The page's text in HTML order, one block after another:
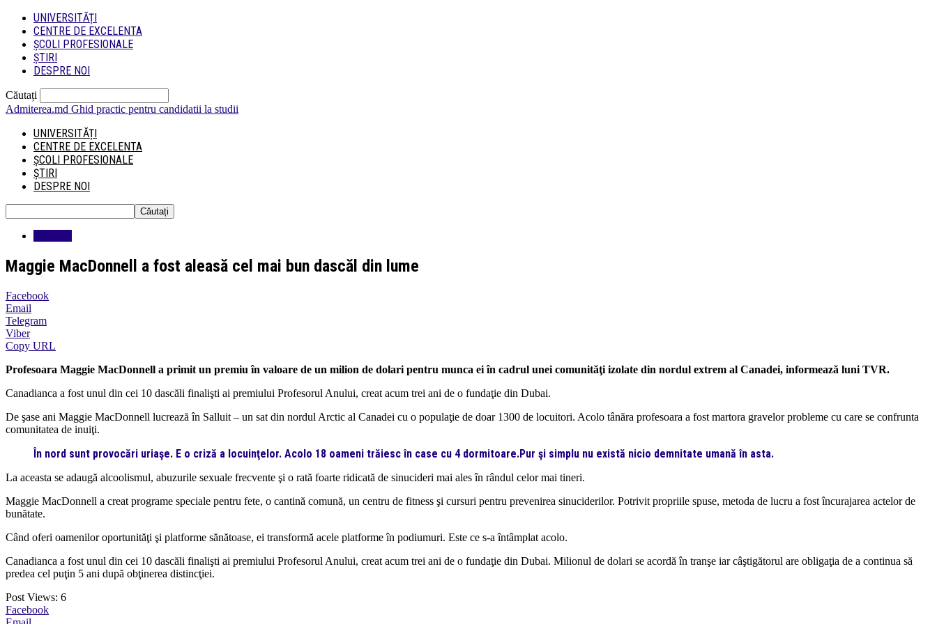
UNIVERSITĂȚI
CENTRE DE EXCELENTA
ȘCOLI PROFESIONALE
ȘTIRI
DESPRE NOI
Căutați
Admiterea.md Ghid practic pentru candidatii la studii
UNIVERSITĂȚI
CENTRE DE EXCELENTA
ȘCOLI PROFESIONALE
ȘTIRI
DESPRE NOI
Maggie MacDonnell a fost aleasă cel mai bun dascăl din lume
Facebook
Email
Telegram
Viber
Copy URL
Profesoara Maggie MacDonnell a primit un premiu în valoare de un milion de dolari pentru munca ei în cadrul unei comunităţi izolate din nordul extrem al Canadei, informează luni TVR.
Canadianca a fost unul din cei 10 dascăli finalişti ai premiului Profesorul Anului, creat acum trei ani de o fundaţie din Dubai.
De şase ani Maggie MacDonnell lucrează în Salluit – un sat din nordul Arctic al Canadei cu o populaţie de doar 1300 de locuitori. Acolo tânăra profesoara a fost martora gravelor probleme cu care se confrunta
comunitatea de inuiţi.
În nord sunt provocări uriaşe. E o criză a locuinţelor. Acolo 18 oameni trăiesc în case cu 4 dormitoare.Pur şi simplu nu există nicio demnitate umană în asta.
La aceasta se adaugă alcoolismul, abuzurile sexuale frecvente şi o rată foarte ridicată de sinucideri mai ales în rândul celor mai tineri.
Maggie MacDonnell a creat programe speciale pentru fete, o cantină comună, un centru de fitness şi cursuri pentru prevenirea sinuciderilor. Potrivit propriile spuse, metoda de lucru a fost încurajarea actelor de
bunătate.
Când oferi oamenilor oportunităţi şi platforme sănătoase, ei transformă acele platforme în podiumuri. Este ce s-a întâmplat acolo.
Canadianca a fost unul din cei 10 dascăli finalişti ai premiului Profesorul Anului, creat acum trei ani de o fundaţie din Dubai. Milionul de dolari se acordă în tranşe iar câştigătorul are obligaţia de a continua să
predea cel puţin 5 ani după obţinerea distincţiei.
Post Views: 6
Facebook